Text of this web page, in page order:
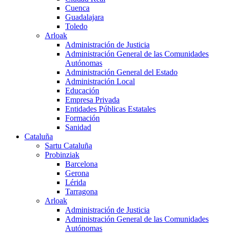
Cuenca
Guadalajara
Toledo
Arloak
Administración de Justicia
Administración General de las Comunidades
Autónomas
Administración General del Estado
Administración Local
Educación
Empresa Privada
Entidades Públicas Estatales
Formación
Sanidad
Cataluña
Sartu Cataluña
Probinziak
Barcelona
Gerona
Lérida
Tarragona
Arloak
Administración de Justicia
Administración General de las Comunidades
Autónomas